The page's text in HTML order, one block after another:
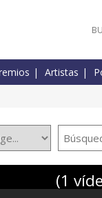
Artistas
(1